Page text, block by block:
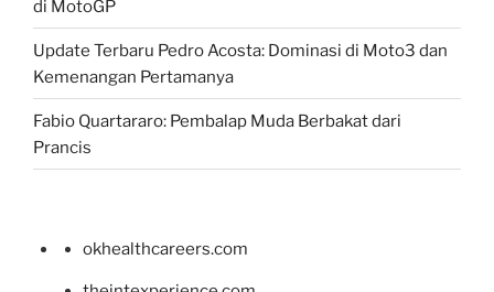
di MotoGP
Update Terbaru Pedro Acosta: Dominasi di Moto3 dan
Kemenangan Pertamanya
Fabio Quartararo: Pembalap Muda Berbakat dari
Prancis
okhealthcareers.com